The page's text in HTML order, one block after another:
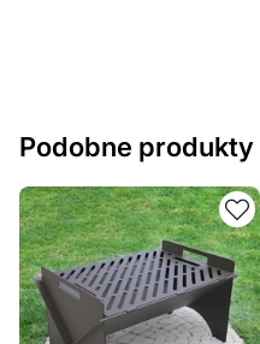
Podobne produkty